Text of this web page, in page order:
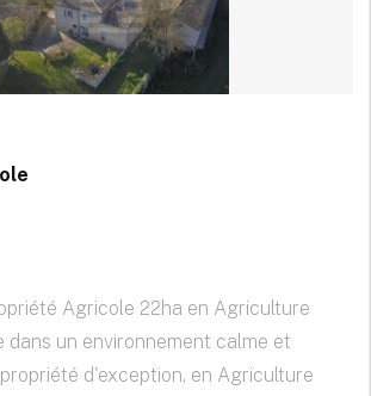
Agricole 22ha en Agriculture
dans un environnement calme et
d'exception, en Agriculture